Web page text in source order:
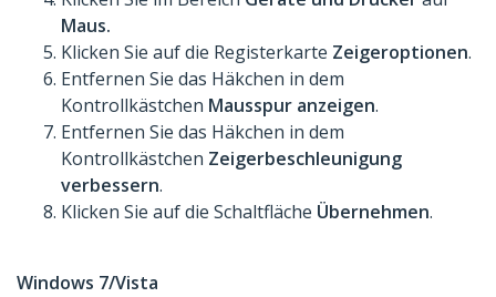
Maus.
Klicken Sie auf die Registerkarte Zeigeroptionen.
Entfernen Sie das Häkchen in dem
Kontrollkästchen Mausspur anzeigen.
Entfernen Sie das Häkchen in dem
Kontrollkästchen Zeigerbeschleunigung
verbessern.
Klicken Sie auf die Schaltfläche Übernehmen.
Windows 7/Vista